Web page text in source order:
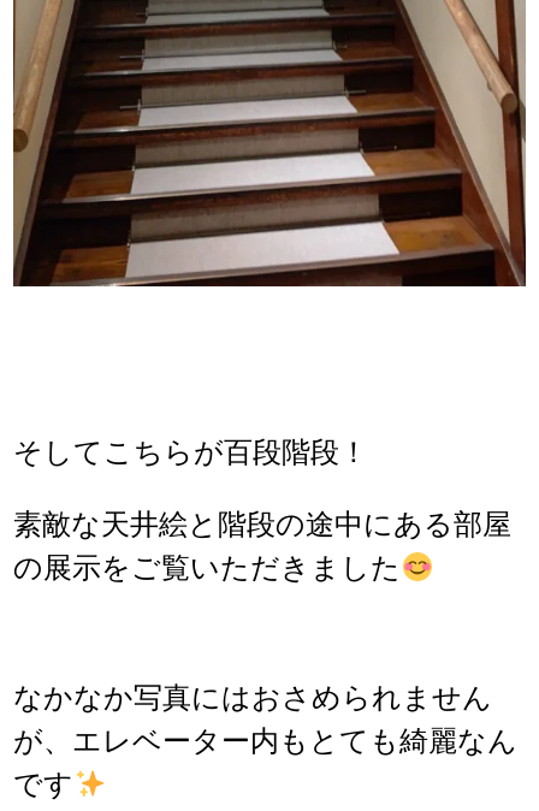
そしてこちらが百段階段！
素敵な天井絵と階段の途中にある部屋
の展示をご覧いただきました
なかなか写真にはおさめられません
が、エレベーター内もとても綺麗なん
です